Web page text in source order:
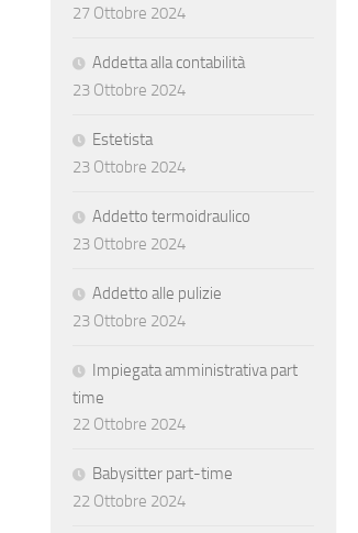
27 Ottobre 2024
Addetta alla contabilità
23 Ottobre 2024
Estetista
23 Ottobre 2024
Addetto termoidraulico
23 Ottobre 2024
Addetto alle pulizie
23 Ottobre 2024
Impiegata amministrativa part
time
22 Ottobre 2024
Babysitter part-time
22 Ottobre 2024